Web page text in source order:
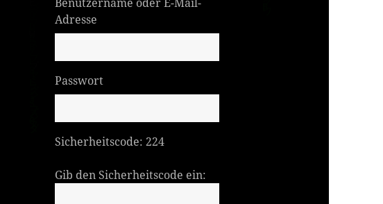
Adresse
Passwort
Sicherheitscode: 224
Gib den Sicherheitscode ein: